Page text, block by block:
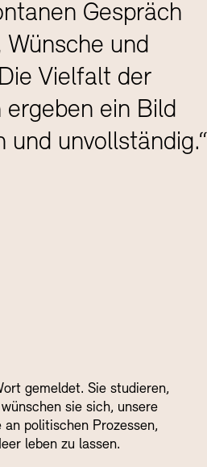
Gespräch
und
Vielfalt der
ein Bild
unvollständig.“
gemeldet. Sie studieren,
sie sich, unsere
politischen Prozessen,
leben zu lassen.